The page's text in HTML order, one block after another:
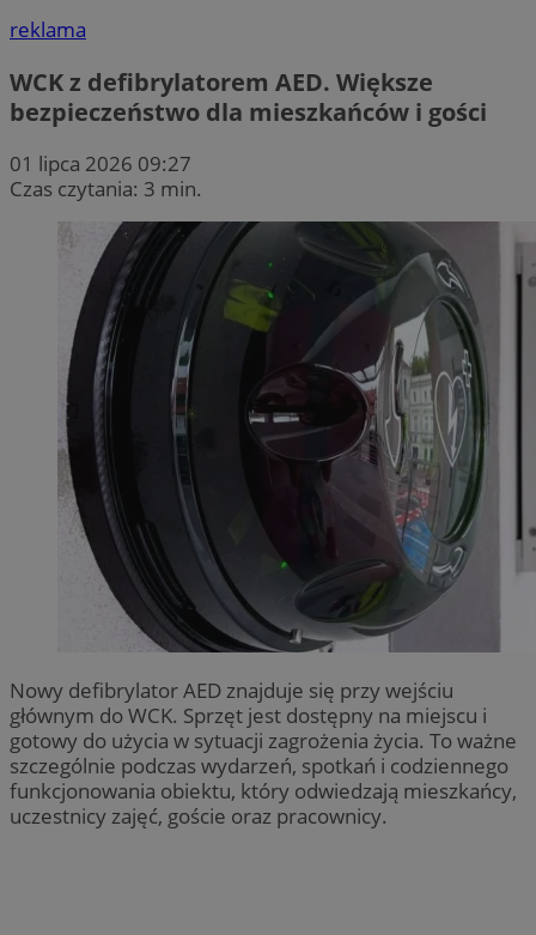
reklama
WCK z defibrylatorem AED. Większe
bezpieczeństwo dla mieszkańców i gości
01 lipca 2026 09:27
Czas czytania: 3 min.
Nowy defibrylator AED znajduje się przy wejściu
głównym do WCK. Sprzęt jest dostępny na miejscu i
gotowy do użycia w sytuacji zagrożenia życia. To ważne
szczególnie podczas wydarzeń, spotkań i codziennego
funkcjonowania obiektu, który odwiedzają mieszkańcy,
uczestnicy zajęć, goście oraz pracownicy.